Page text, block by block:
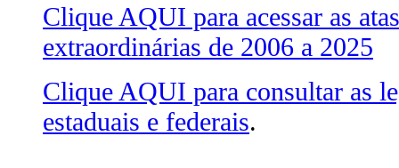
Clique AQUI para acessar as
extraordinárias de 2006 a 2025
Clique AQUI para consultar as
estaduais e federais.